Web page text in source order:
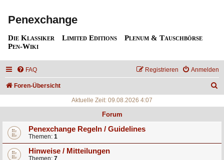
Penexchange
Die Klassiker Limited Editions
Plenum & Tauschbörse
Pen-Wiki
FAQ Anmelden
Registrieren
Foren-Übersicht
Aktuelle Zeit: 09.08.2026 4:07
Forum
Penexchange Regeln / Guidelines
Themen: 1
Hinweise / Mitteilungen
Themen: 7